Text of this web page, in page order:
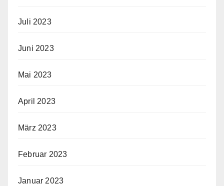
Juli 2023
Juni 2023
Mai 2023
April 2023
März 2023
Februar 2023
Januar 2023